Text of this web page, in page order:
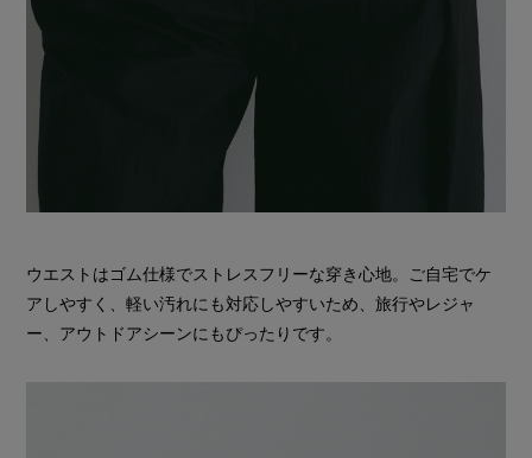
ウエストはゴム仕様でストレスフリーな穿き心地。ご自宅でケ
アしやすく、軽い汚れにも対応しやすいため、旅行やレジャ
ー、アウトドアシーンにもぴったりです。